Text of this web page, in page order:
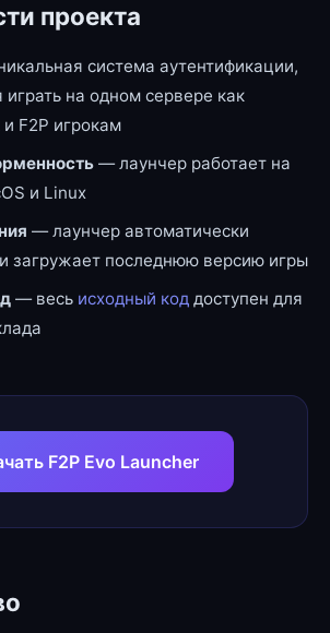
проекта
система аутентификации,
на одном сервере как
F2P игрокам
— лаунчер работает на
и Linux
— лаунчер автоматически
загружает последнюю версию игры
— весь исходный код доступен для
F2P Evo Launcher